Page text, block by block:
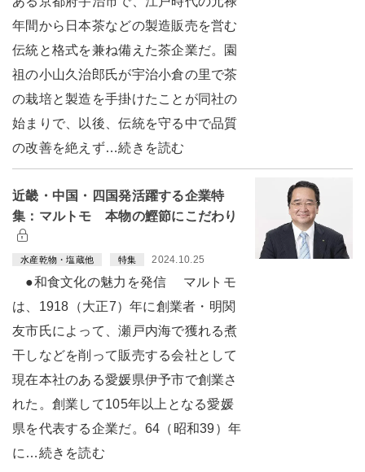
年間から日本茶などの製造販売を営む
伝統と格式を兼ね備えた茶企業だ。園
祖の小山久治郎氏が宇治小倉の里で茶
の栽培と製造を手掛けたことが同社の
始まりで、以後、伝統を守る中で品質
の改善を絶えず…続きを読む
近畿・中国・四国発活躍する企業特
集：マルトモ 本物の鰹節にこだわり
水産乾物・塩蔵他 特集 2024.10.25
●和食文化の魅力を発信 マルトモ
は、1918（大正7）年に創業者・明関
友市氏によって、瀬戸内海で獲れる煮
干しなどを削って販売する会社として
現在本社のある愛媛県伊予市で創業さ
れた。創業して105年以上となる愛媛
県を代表する企業だ。64（昭和39）年
に…続きを読む